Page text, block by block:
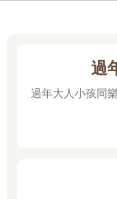
過
過年大人小孩同